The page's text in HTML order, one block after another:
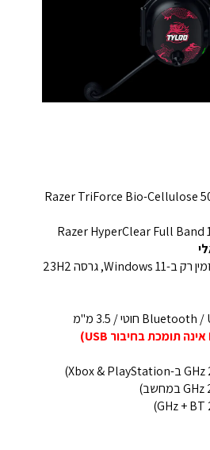
Razer TriForce Bio-Cellulose
THX Spatial Audio: זמין רק ב-Windows 11, גרסה 23H2